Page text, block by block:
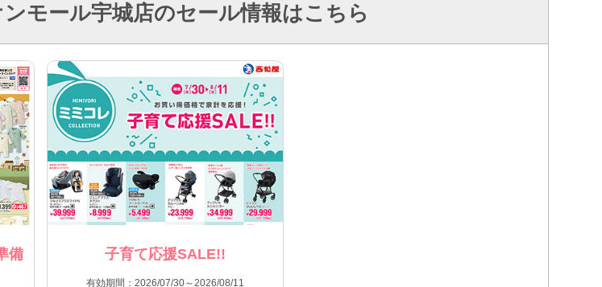
モール宇城店のセール情報はこちら
備
子育て応援SALE!!
有効期間：2026/07/30～2026/08/11